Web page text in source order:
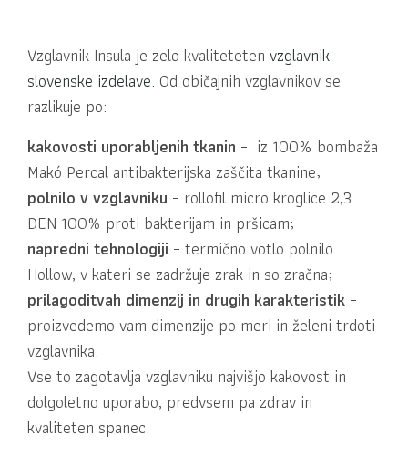
Vzglavnik Insula je zelo kvaliteteten vzglavnik
slovenske izdelave. Od običajnih vzglavnikov se
razlikuje po:
kakovosti uporabljenih tkanin – iz 100% bombaža
Makó Percal antibakterijska zaščita tkanine;
polnilo v vzglavniku – rollofil micro kroglice 2,3
DEN 100% proti bakterijam in pršicam;
napredni tehnologiji – termično votlo polnilo
Hollow, v kateri se zadržuje zrak in so zračna;
prilagoditvah dimenzij in drugih karakteristik –
proizvedemo vam dimenzije po meri in želeni trdoti
vzglavnika.
Vse to zagotavlja vzglavniku najvišjo kakovost in
dolgoletno uporabo, predvsem pa zdrav in
kvaliteten spanec.